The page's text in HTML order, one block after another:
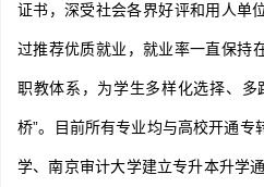
证书，深受社会各界好评和用人单
过推荐优质就业，就业率一直保持
职教体系，为学生多样化选择、多
桥”。目前所有专业均与高校开通
学、南京审计大学建立专升本升学